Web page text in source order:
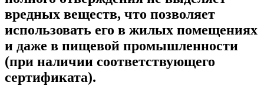
вредных веществ, что позволяет
использовать его в жилых помещениях
и даже в пищевой промышленности
(при наличии соответствующего
сертификата).